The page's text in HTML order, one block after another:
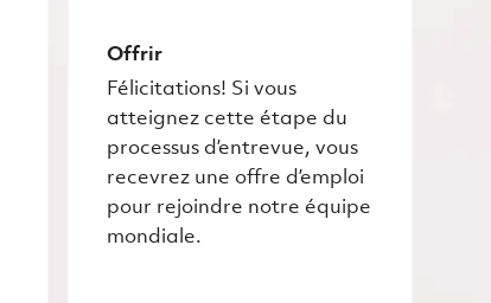
Offrir
Félicitations! Si vous
atteignez cette étape du
processus d’entrevue, vous
recevrez une offre d’emploi
pour rejoindre notre équipe
mondiale.